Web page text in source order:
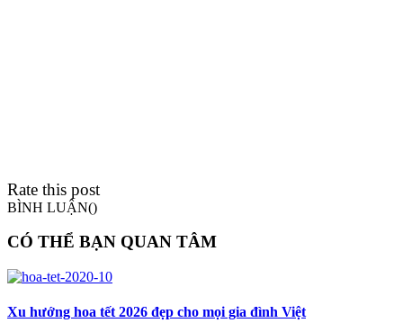
Rate this post
BÌNH LUẬN()
CÓ THỂ BẠN QUAN TÂM
Xu hướng hoa tết 2026 đẹp cho mọi gia đình Việt